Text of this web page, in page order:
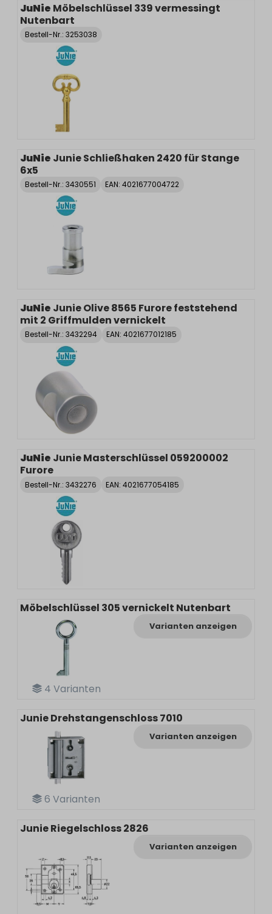
JuNie Möbelschlüssel 339 vermessingt
Nutenbart
Bestell-Nr.: 3253038
JuNie Junie Schließhaken 2420 für Stange
6x5
Bestell-Nr.: 3430551 EAN: 4021677004722
JuNie Junie Olive 8565 Furore feststehend
mit 2 Griffmulden vernickelt
Bestell-Nr.: 3432294 EAN: 4021677012185
JuNie Junie Masterschlüssel 059200002
Furore
Bestell-Nr.: 3432276 EAN: 4021677054185
4 Varianten
Möbelschlüssel 305 vernickelt Nutenbart
Varianten anzeigen
6 Varianten
Junie Drehstangenschloss 7010
Varianten anzeigen
Junie Riegelschloss 2826
Varianten anzeigen